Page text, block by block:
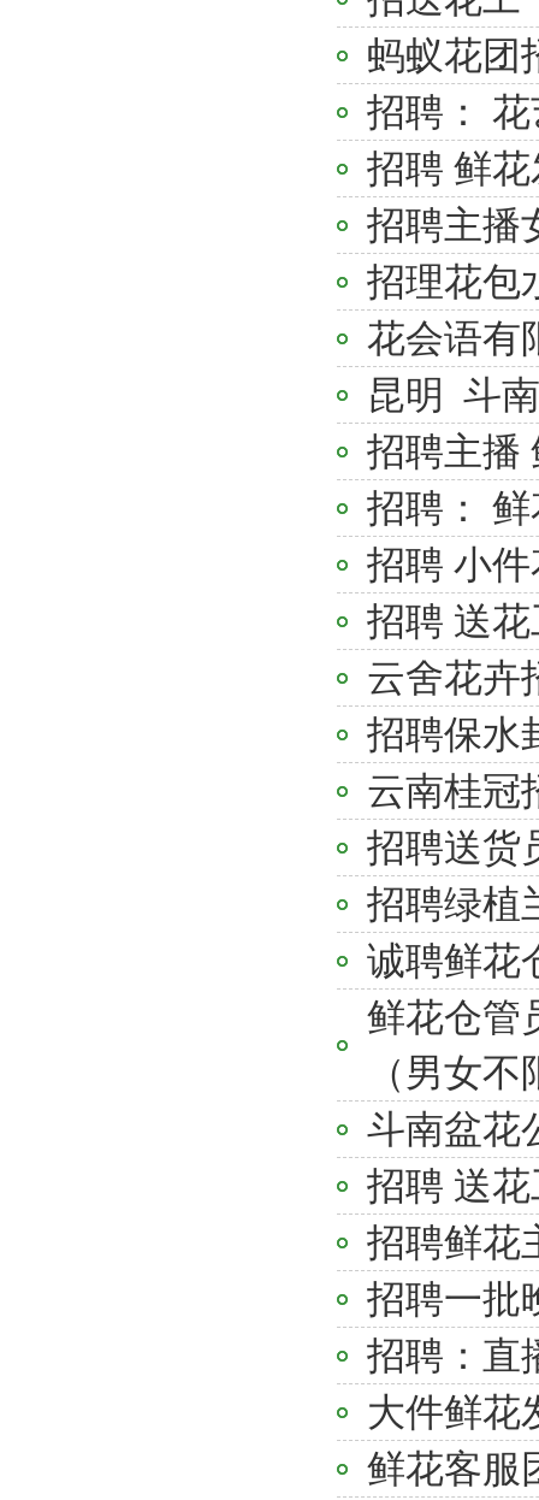
蚂蚁花团
招聘：
招聘 鲜
招聘主播
招理花包
花会语有
昆明 斗
招聘主播
招聘：
招聘 小
招聘 送
云舍花卉
招聘保水
云南桂冠
招聘送货
招聘绿植
诚聘鲜花
鲜花仓管
（男女不
斗南盆花
招聘 送
招聘鲜花
招聘一批
招聘：直
大件鲜花
鲜花客服